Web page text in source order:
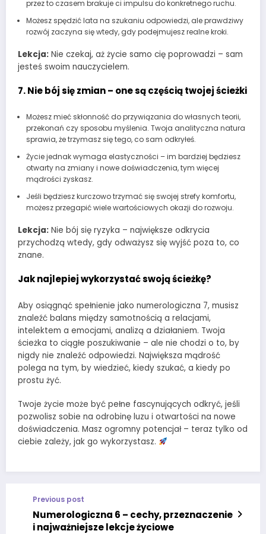
przez to czasem brakuje ci impulsu do konkretnego ruchu.
Możesz spędzić lata na szukaniu odpowiedzi, ale prawdziwy
rozwój zaczyna się wtedy, gdy podejmujesz realne kroki.
Lekcja: Nie czekaj, aż życie samo cię poprowadzi – sam
jesteś swoim nauczycielem.
7. Nie bój się zmian – one są częścią twojej ścieżki
Możesz mieć skłonność do przywiązania do własnych teorii,
przekonań czy sposobu myślenia. Twoja analityczna natura
sprawia, że trzymasz się tego, co sam odkryłeś.
Życie jednak wymaga elastyczności – im bardziej będziesz
otwarty na zmiany i nowe doświadczenia, tym więcej
mądrości zyskasz.
Jeśli będziesz kurczowo trzymać się swojej strefy komfortu,
możesz przegapić wiele wartościowych okazji do rozwoju.
Lekcja: Nie bój się ryzyka – największe odkrycia
przychodzą wtedy, gdy odważysz się wyjść poza to, co
znane.
Jak najlepiej wykorzystać swoją ścieżkę?
Aby osiągnąć spełnienie jako numerologiczna 7, musisz
znaleźć balans między samotnością a relacjami,
intelektem a emocjami, analizą a działaniem. Twoja
ścieżka to ciągłe poszukiwanie – ale nie chodzi o to, by
nigdy nie znaleźć odpowiedzi. Największa mądrość
polega na tym, by wiedzieć, kiedy szukać, a kiedy po
prostu żyć.
Twoje życie może być pełne fascynujących odkryć, jeśli
pozwolisz sobie na odrobinę luzu i otwartości na nowe
doświadczenia. Masz ogromny potencjał – teraz tylko od
ciebie zależy, jak go wykorzystasz.
Previous post
Numerologiczna 6 – cechy, przeznaczenie
i najważniejsze lekcje życiowe